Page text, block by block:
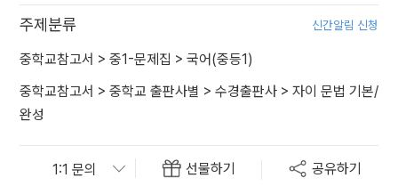
주제분류 신간알림 신청
중학교참고서 > 중1-문제집 > 국어(중등1)
중학교참고서 > 중학교 출판사별 > 수경출판사 > 자이 문법 기본/
완성
선물하기 공유하기